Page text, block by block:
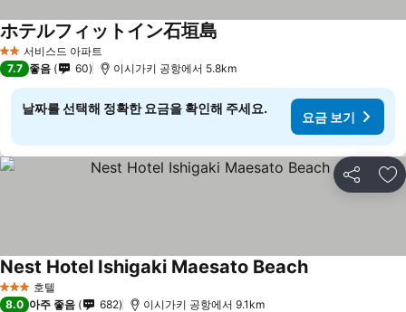
2 성급서비스드 아파트
ホテルフィットイン石垣島
7.7 좋음 60 이시가키 공항에서 5.8km
날짜를 선택해 정확한 요금을 확인해 주세요.
요금 보기
공유 즐
3 성급 호텔
Nest Hotel Ishigaki Maesato Beach요금 보기
8.0 아주 좋음 682 이시가키 공항에서 9.1km